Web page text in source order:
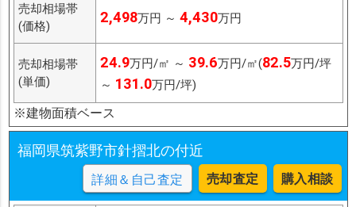
売却相場帯
(価格)
2,498万円 ～ 4,430万円
売却相場帯
(単価)
24.9万円/㎡ ～ 39.6万円/㎡(82.5万円/坪
～ 131.0万円/坪)
※建物面積ベース
福岡県筑紫野市針摺北の付近
詳細＆自己査定 売却査定 購入相談